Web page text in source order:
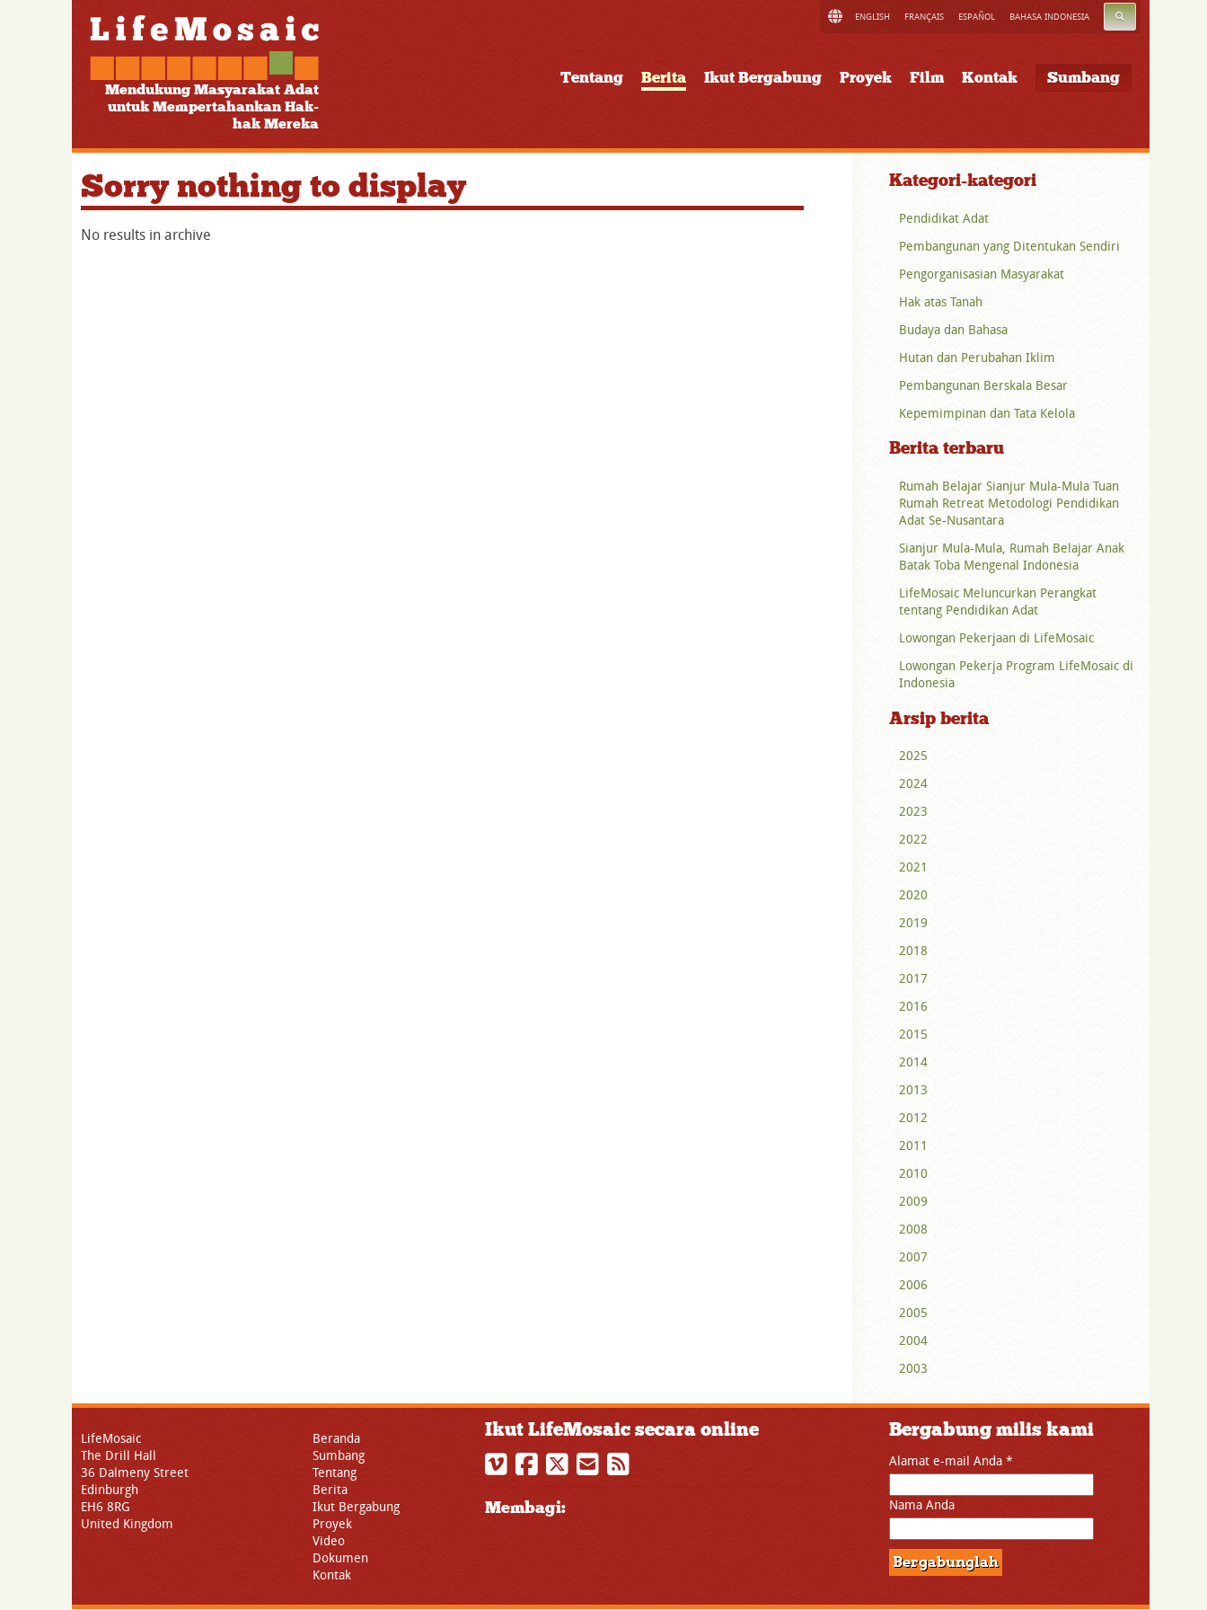
Mendukung Masyarakat Adat
untuk Mempertahankan Hak-
hak Mereka
ENGLISH FRANÇAIS ESPAÑOL BAHASA INDONESIA CARI
Tentang Berita Ikut Bergabung Proyek Film Kontak Sumbang
Sorry nothing to display
No results in archive
Kategori-kategori
Pendidikat Adat
Pembangunan yang Ditentukan Sendiri
Pengorganisasian Masyarakat
Hak atas Tanah
Budaya dan Bahasa
Hutan dan Perubahan Iklim
Pembangunan Berskala Besar
Kepemimpinan dan Tata Kelola
Berita terbaru
Rumah Belajar Sianjur Mula-Mula Tuan
Rumah Retreat Metodologi Pendidikan
Adat Se-Nusantara
Sianjur Mula-Mula, Rumah Belajar Anak
Batak Toba Mengenal Indonesia
LifeMosaic Meluncurkan Perangkat
tentang Pendidikan Adat
Lowongan Pekerjaan di LifeMosaic
Lowongan Pekerja Program LifeMosaic di
Indonesia
Arsip berita
2025
2024
2023
2022
2021
2020
2019
2018
2017
2016
2015
2014
2013
2012
2011
2010
2009
2008
2007
2006
2005
2004
2003
LifeMosaic
The Drill Hall
36 Dalmeny Street
Edinburgh
EH6 8RG
United Kingdom
Beranda
Sumbang
Tentang
Berita
Ikut Bergabung
Proyek
Video
Dokumen
Kontak
Ikut LifeMosaic secara online
Membagi:
Bergabung milis kami
Alamat e-mail Anda *
Nama Anda